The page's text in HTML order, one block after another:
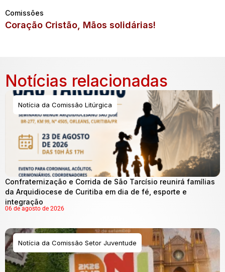
Comissões
Coração Cristão, Mãos solidárias!
Notícias relacionadas
Notícia da Comissão Litúrgica
Confraternização e Corrida de São Tarcísio reunirá famílias
da Arquidiocese de Curitiba em dia de fé, esporte e
integração
06 de agosto de 2026
Notícia da Comissão Setor Juventude